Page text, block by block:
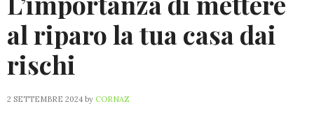
al riparo la tua casa dai
rischi
2 SETTEMBRE 2024 by CORNAZ